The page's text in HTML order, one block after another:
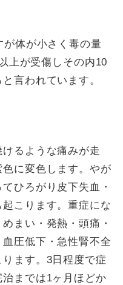
体が小さく毒の量
上が受傷しその内10
言われています。
るような痛みが走
に変色します。やが
ひろがり皮下失血・
こります。重症にな
まい・発熱・頭痛・
圧低下・急性腎不全
ます。3日程度で症
までは1ヶ月ほどか